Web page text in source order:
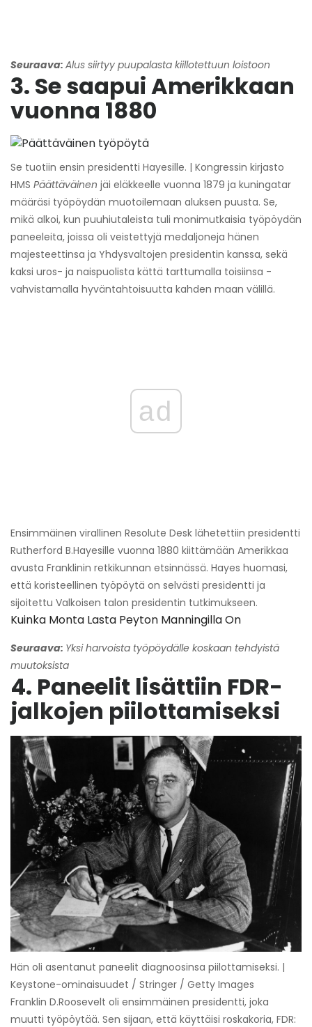
Seuraava: Alus siirtyy puupalasta kiillotettuun loistoon
3. Se saapui Amerikkaan
vuonna 1880
Se tuotiin ensin presidentti Hayesille. | Kongressin kirjasto
HMS Päättäväinen jäi eläkkeelle vuonna 1879 ja kuningatar
määräsi työpöydän muotoilemaan aluksen puusta. Se,
mikä alkoi, kun puuhiutaleista tuli monimutkaisia ​​työpöydän
paneeleita, joissa oli veistettyjä medaljoneja hänen
majesteettinsa ja Yhdysvaltojen presidentin kanssa, sekä
kaksi uros- ja naispuolista kättä tarttumalla toisiinsa -
vahvistamalla hyväntahtoisuutta kahden maan välillä.
ad
Ensimmäinen virallinen Resolute Desk lähetettiin presidentti
Rutherford B.Hayesille vuonna 1880 kiittämään Amerikkaa
avusta Franklinin retkikunnan etsinnässä. Hayes huomasi,
että koristeellinen työpöytä on selvästi presidentti ja
sijoitettu Valkoisen talon presidentin tutkimukseen.
Kuinka Monta Lasta Peyton Manningilla On
Seuraava: Yksi harvoista työpöydälle koskaan tehdyistä
muutoksista
4. Paneelit lisättiin FDR-
jalkojen piilottamiseksi
Hän oli asentanut paneelit diagnoosinsa piilottamiseksi. |
Keystone-ominaisuudet / Stringer / Getty Images
Franklin D.Roosevelt oli ensimmäinen presidentti, joka
muutti työpöytää. Sen sijaan, että käyttäisi roskakoria, FDR: